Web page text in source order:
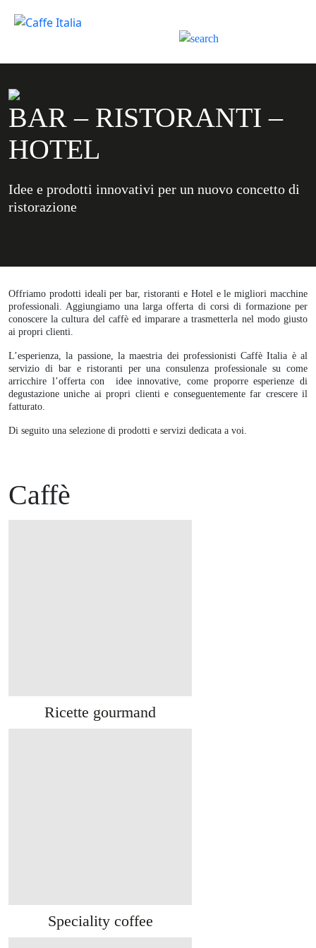
BAR – RISTORANTI –
HOTEL
Idee e prodotti innovativi per un nuovo concetto di
ristorazione
Offriamo prodotti ideali per bar, ristoranti e Hotel e le migliori macchine
professionali. Aggiungiamo una larga offerta di corsi di formazione per
conoscere la cultura del caffè ed imparare a trasmetterla nel modo giusto
ai propri clienti.
L’esperienza, la passione, la maestria dei professionisti Caffè Italia è al
servizio di bar e ristoranti per una consulenza professionale su come
arricchire l’offerta con idee innovative, come proporre esperienze di
degustazione uniche ai propri clienti e conseguentemente far crescere il
fatturato.
Di seguito una selezione di prodotti e servizi dedicata a voi.
Caffè
Ricette gourmand
Speciality coffee